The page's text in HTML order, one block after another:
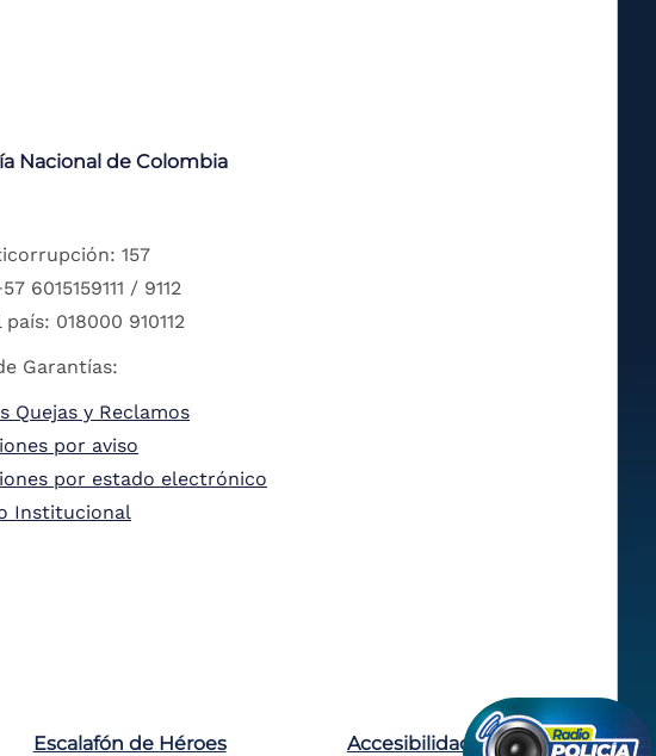
Nacional de Colombia
157
6015159111 / 9112
018000 910112
Garantías:
Quejas y Reclamos
por aviso
por estado electrónico
Institucional
Escalafón de Héroes Accesibilidad